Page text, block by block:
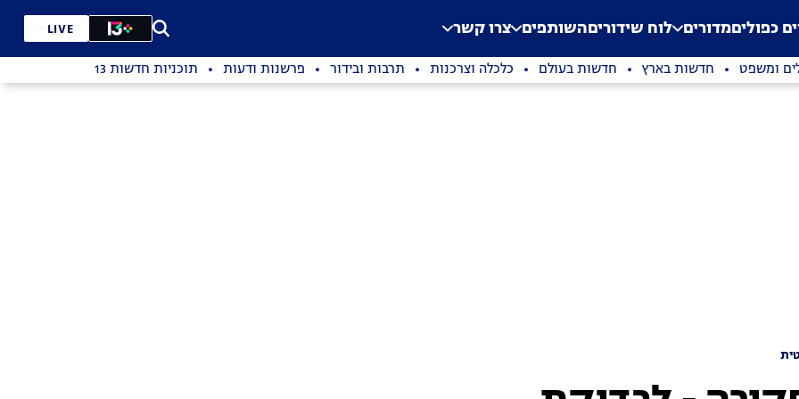
Application error: a
. כפוליםמדורים לוח שידוריםהשותפים צרו קשר LIVE
ומשפט חדשות בארץ חדשות בעולם כלכלה וצרכנות תרבות ובידור פרשנות ודעות תוכניות חדשות 13